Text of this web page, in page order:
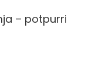
– potpurri